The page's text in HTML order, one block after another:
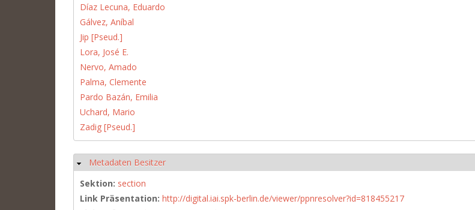
Díaz Lecuna, Eduardo
Gálvez, Aníbal
Jip [Pseud.]
Lora, José E.
Nervo, Amado
Palma, Clemente
Pardo Bazán, Emilia
Uchard, Mario
Zadig [Pseud.]
Hide
Metadaten Besitzer
Sektion: section
Link Präsentation: http://digital.iai.spk-berlin.de/viewer/ppnresolver?id=818455217